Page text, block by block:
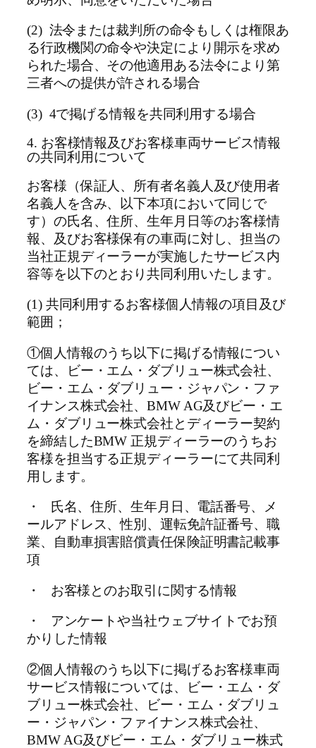
(2) 法令または裁判所の命令もしくは権限あ
る行政機関の命令や決定により開示を求め
られた場合、その他適用ある法令により第
三者への提供が許される場合
(3) 4で掲げる情報を共同利用する場合
4. お客様情報及びお客様車両サービス情報
の共同利用について
お客様（保証人、所有者名義人及び使用者
名義人を含み、以下本項において同じで
す）の氏名、住所、生年月日等のお客様情
報、及びお客様保有の車両に対し、担当の
当社正規ディーラーが実施したサービス内
容等を以下のとおり共同利用いたします。
(1) 共同利用するお客様個人情報の項目及び
範囲；
①個人情報のうち以下に掲げる情報につい
ては、ビー・エム・ダブリュー株式会社、
ビー・エム・ダブリュー・ジャパン・ファ
イナンス株式会社、BMW AG及びビー・エ
ム・ダブリュー株式会社とディーラー契約
を締結したBMW 正規ディーラーのうちお
客様を担当する正規ディーラーにて共同利
用します。
・ 氏名、住所、生年月日、電話番号、メ
ールアドレス、性別、運転免許証番号、職
業、自動車損害賠償責任保険証明書記載事
項
・ お客様とのお取引に関する情報
・ アンケートや当社ウェブサイトでお預
かりした情報
②個人情報のうち以下に掲げるお客様車両
サービス情報については、ビー・エム・ダ
ブリュー株式会社、ビー・エム・ダブリュ
ー・ジャパン・ファイナンス株式会社、
BMW AG及びビー・エム・ダブリュー株式